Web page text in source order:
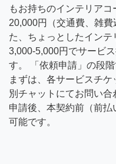
もお持ちのインテリアコ
20,000円（交通費、雑
た、ちょっとしたインテ
3,000-5,000円でサービ
す。 「依頼申請」の段
まずは、各サービスチ
別チャットにてお問い
申請後、本契約前（前
可能です。